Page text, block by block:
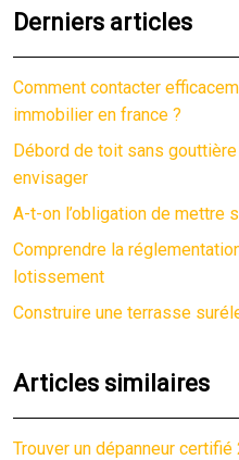
Derniers articles
Comment contacter
immobilier en france ?
Débord de toit sans
envisager
A-t-on l’obligation de mettre
Comprendre la
lotissement
Construire une terrasse
Articles similaires
Trouver un dépanneur